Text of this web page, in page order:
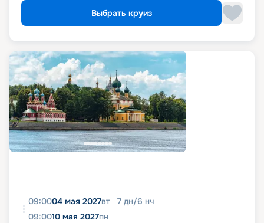
Выбрать круиз
09:0004 мая 2027вт 7 дн/6 нч
09:0010 мая 2027пн